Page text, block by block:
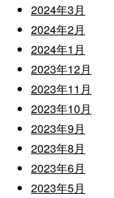
2024年3月
2024年2月
2024年1月
2023年12月
2023年11月
2023年10月
2023年9月
2023年8月
2023年6月
2023年5月